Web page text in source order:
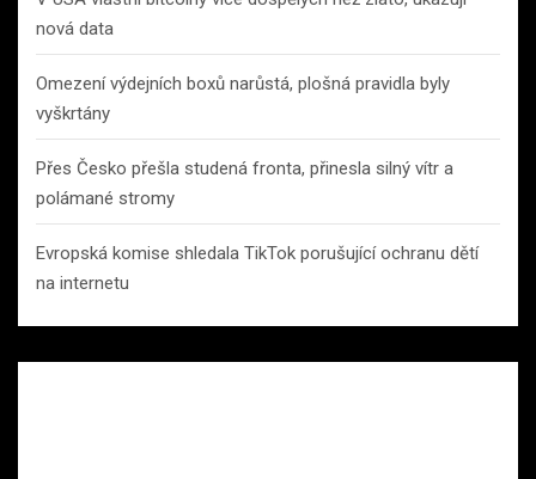
nová data
Omezení výdejních boxů narůstá, plošná pravidla byly
vyškrtány
Přes Česko přešla studená fronta, přinesla silný vítr a
polámané stromy
Evropská komise shledala TikTok porušující ochranu dětí
na internetu